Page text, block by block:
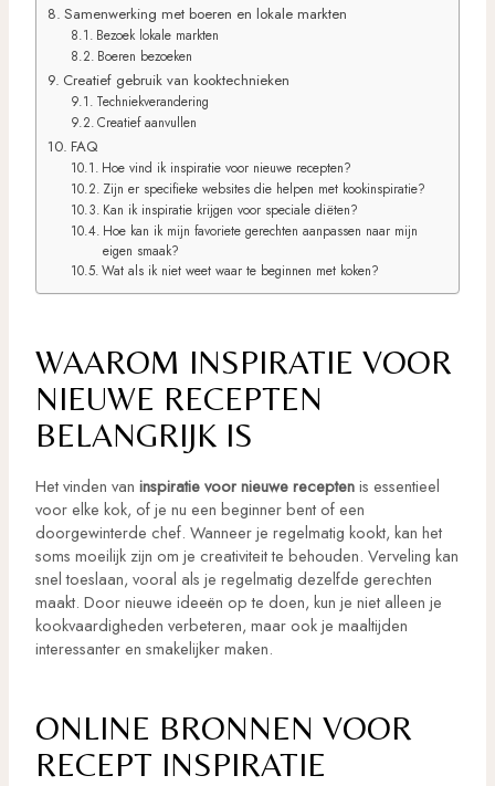
Samenwerking met boeren en lokale markten
Bezoek lokale markten
Boeren bezoeken
Creatief gebruik van kooktechnieken
Techniekverandering
Creatief aanvullen
FAQ
Hoe vind ik inspiratie voor nieuwe recepten?
Zijn er specifieke websites die helpen met kookinspiratie?
Kan ik inspiratie krijgen voor speciale diëten?
Hoe kan ik mijn favoriete gerechten aanpassen naar mijn
eigen smaak?
Wat als ik niet weet waar te beginnen met koken?
WAAROM INSPIRATIE VOOR
NIEUWE RECEPTEN
BELANGRIJK IS
Het vinden van inspiratie voor nieuwe receptenis essentieel
voor elke kok, of je nu een beginner bent of een
doorgewinterde chef. Wanneer je regelmatig kookt, kan het
soms moeilijk zijn om je creativiteit te behouden. Verveling kan
snel toeslaan, vooral als je regelmatig dezelfde gerechten
maakt. Door nieuwe ideeën op te doen, kun je niet alleen je
kookvaardigheden verbeteren, maar ook je maaltijden
interessanter en smakelijker maken.
ONLINE BRONNEN VOOR
RECEPT INSPIRATIE